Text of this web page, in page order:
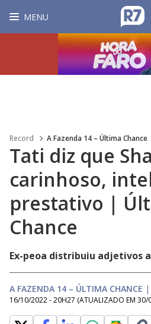
MENU
Record A Fazenda 14 – Última Chance
Tati diz que
carinhoso,
prestativo |
Chance
Ex-peoa distribuiu adjetivos
A FAZENDA 14 – ÚLTIMA CHANCE |
16/10/2022 - 20H27 (ATUALIZADO EM 30/